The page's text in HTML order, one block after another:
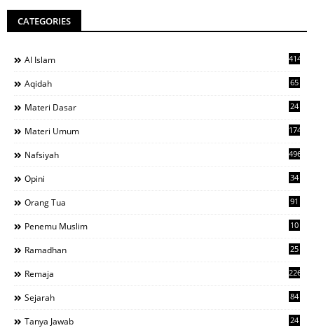
CATEGORIES
Al Islam 414
Aqidah 65
Materi Dasar 24
Materi Umum 1743
Nafsiyah 496
Opini 34
Orang Tua 91
Penemu Muslim 10
Ramadhan 25
Remaja 226
Sejarah 84
Tanya Jawab 24